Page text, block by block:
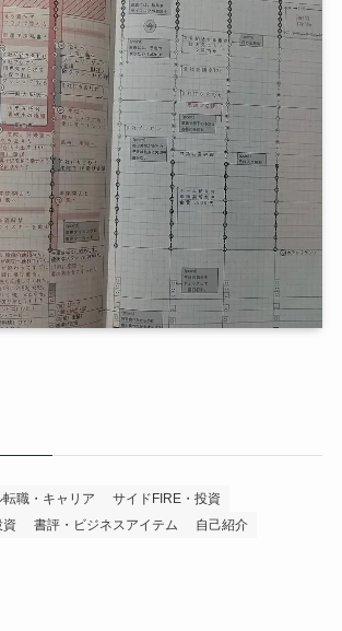
転職・キャリア
サイドFIRE・投資
資 書評・ビジネスアイテム 自己紹介